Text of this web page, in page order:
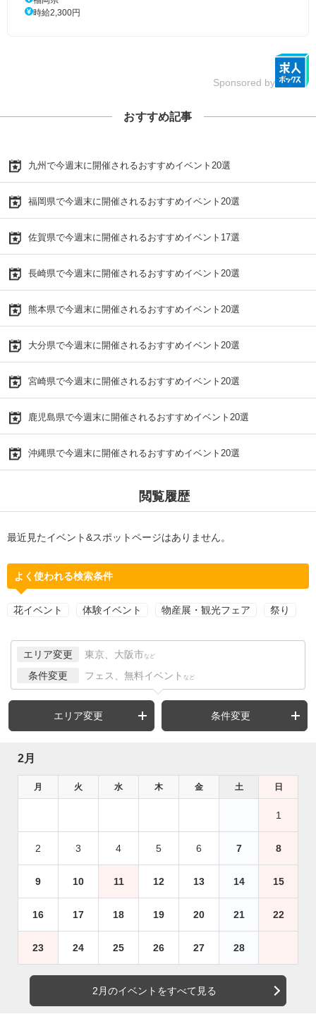
時給2,300円
Sponsored by
おすすめ記事
九州で今週末に開催されるおすすめイベント20選
福岡県で今週末に開催されるおすすめイベント20選
佐賀県で今週末に開催されるおすすめイベント17選
長崎県で今週末に開催されるおすすめイベント20選
熊本県で今週末に開催されるおすすめイベント20選
大分県で今週末に開催されるおすすめイベント20選
宮崎県で今週末に開催されるおすすめイベント20選
鹿児島県で今週末に開催されるおすすめイベント20選
沖縄県で今週末に開催されるおすすめイベント20選
閲覧履歴
最近見たイベント&スポットページはありません。
よく使われる検索条件
花イベント 体験イベント 物産展・観光フェア 祭り
エリア変更 東京、大阪市 など
条件変更 フェス、無料イベント など
エリア変更 条件変更
2月
月 火 水 木 金 土 日
1
2 3 4 5 6 7 8
9 10 11 12 13 14 15
16 17 18 19 20 21 22
23 24 25 26 27 28
2月のイベントをすべて見る